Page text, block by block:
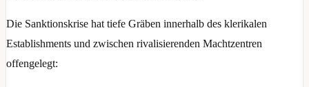
Die Sanktionskrise hat tiefe Gräben innerhalb des klerikalen
Establishments und zwischen rivalisierenden Machtzentren
offengelegt: